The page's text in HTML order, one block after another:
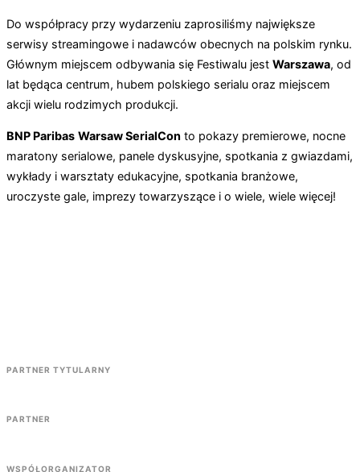
Do współpracy przy wydarzeniu zaprosiliśmy największe
serwisy streamingowe i nadawców obecnych na polskim rynku.
Głównym miejscem odbywania się Festiwalu jest Warszawa, od
lat będąca centrum, hubem polskiego serialu oraz miejscem
akcji wielu rodzimych produkcji.
BNP Paribas Warsaw SerialCon to pokazy premierowe, nocne
maratony serialowe, panele dyskusyjne, spotkania z gwiazdami,
wykłady i warsztaty edukacyjne, spotkania branżowe,
uroczyste gale, imprezy towarzyszące i o wiele, wiele więcej!
PARTNER TYTULARNY
PARTNER
WSPÓŁORGANIZATOR